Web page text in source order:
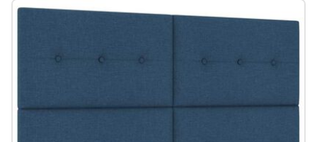
#sharemevidaxl